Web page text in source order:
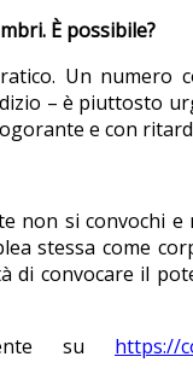
È possibile?
Un
– è piuttosto
e con
non si convochi
stessa come
di convocare il
su https://